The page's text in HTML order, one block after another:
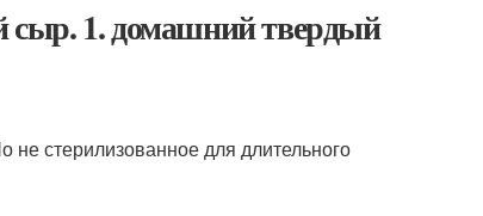
1. домашний твердый
стерилизованное для длительного